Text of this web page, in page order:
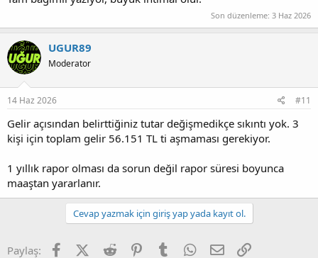
Son düzenleme: 3 Haz 2026
UGUR89
Moderator
14 Haz 2026 #11
Gelir açısından belirttiğiniz tutar değişmedikçe sıkıntı yok. 3
kişi için toplam gelir 56.151 TL ti aşmaması gerekiyor.
1 yıllık rapor olması da sorun değil rapor süresi boyunca
maaştan yararlanır.
Cevap yazmak için giriş yap yada kayıt ol.
Paylaş: FacebookX (Twitter)
Reddit PinterestTumblr WhatsApp
E-posta